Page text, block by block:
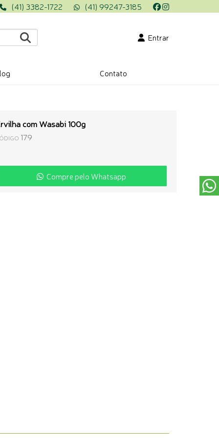
(41) 3382-1722 (41) 99247-3185
Entrar
Contato
com Wasabi 100g
179
Compre pelo Whatsapp